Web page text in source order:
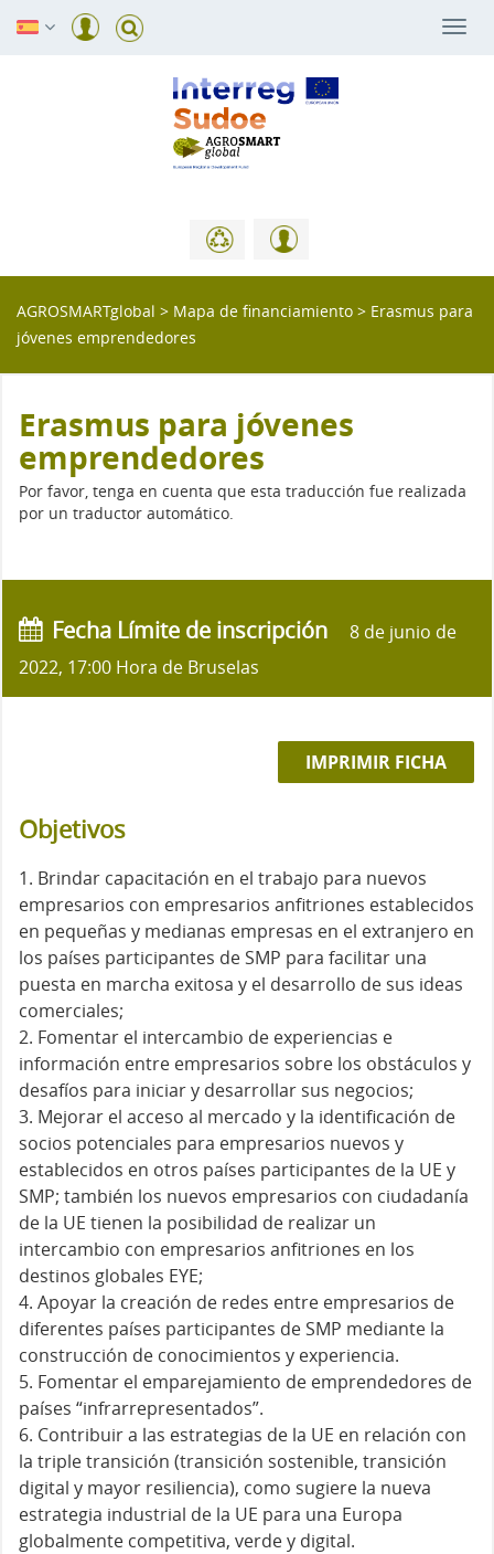
AGROSMARTglobal > Mapa de financiamiento > Erasmus para
jóvenes emprendedores
Erasmus para jóvenes
emprendedores
Por favor, tenga en cuenta que esta traducción fue realizada
por un traductor automático.
Fecha Límite de inscripción
8 de junio de
2022, 17:00 Hora de Bruselas
IMPRIMIR FICHA
Objetivos
1. Brindar capacitación en el trabajo para nuevos
empresarios con empresarios anfitriones establecidos
en pequeñas y medianas empresas en el extranjero en
los países participantes de SMP para facilitar una
puesta en marcha exitosa y el desarrollo de sus ideas
comerciales;
2. Fomentar el intercambio de experiencias e
información entre empresarios sobre los obstáculos y
desafíos para iniciar y desarrollar sus negocios;
3. Mejorar el acceso al mercado y la identificación de
socios potenciales para empresarios nuevos y
establecidos en otros países participantes de la UE y
SMP; también los nuevos empresarios con ciudadanía
de la UE tienen la posibilidad de realizar un
intercambio con empresarios anfitriones en los
destinos globales EYE;
4. Apoyar la creación de redes entre empresarios de
diferentes países participantes de SMP mediante la
construcción de conocimientos y experiencia.
5. Fomentar el emparejamiento de emprendedores de
países “infrarrepresentados”.
6. Contribuir a las estrategias de la UE en relación con
la triple transición (transición sostenible, transición
digital y mayor resiliencia), como sugiere la nueva
estrategia industrial de la UE para una Europa
globalmente competitiva, verde y digital.